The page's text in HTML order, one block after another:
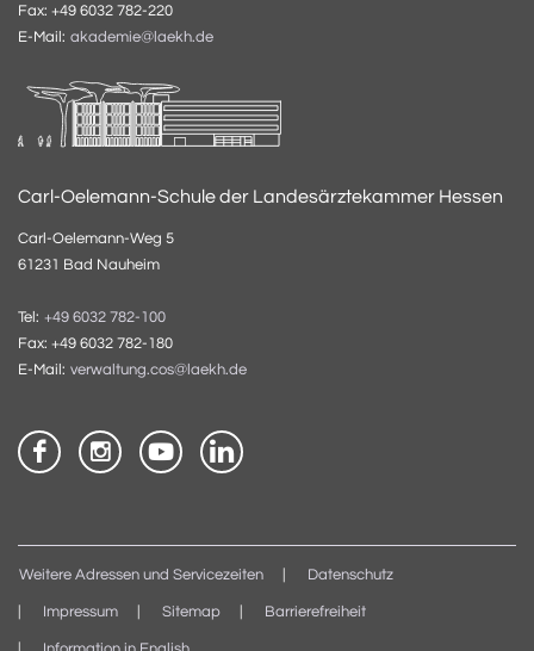
Fax: +49 6032 782-220
E-Mail: akademie@laekh.de
Carl-Oelemann-Schule der Landesärztekammer Hessen
Carl-Oelemann-Weg 5
61231 Bad Nauheim
Tel: +49 6032 782-100
Fax: +49 6032 782-180
E-Mail: verwaltung.cos@laekh.de
Weitere Adressen und Servicezeiten Datenschutz
Impressum Sitemap Barrierefreiheit